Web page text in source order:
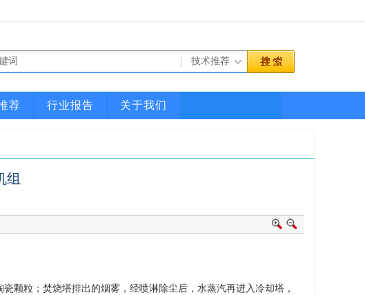
荐 行业报告 关于我们
组
颗粒；焚烧塔排出的烟雾，经喷淋除尘后，水蒸汽再进入冷却塔，